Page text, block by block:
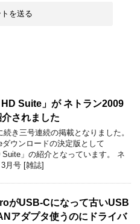
HD Suite」が ネトラン2009
されました
続き三号連続の掲載となりました。
ダウンロードの決定版として
Suite」の紹介となっています。 ネ
3月号 [雑誌]
がUSB-Cになって古いUSB
アダプタ使うのにドライバ